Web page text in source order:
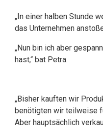
„In einer halben Stunde
das Unternehmen
„Nun bin ich aber
hast,“ bat Petra.
„Bisher kauften wir
benötigten wir teilweise
Aber hauptsächlich